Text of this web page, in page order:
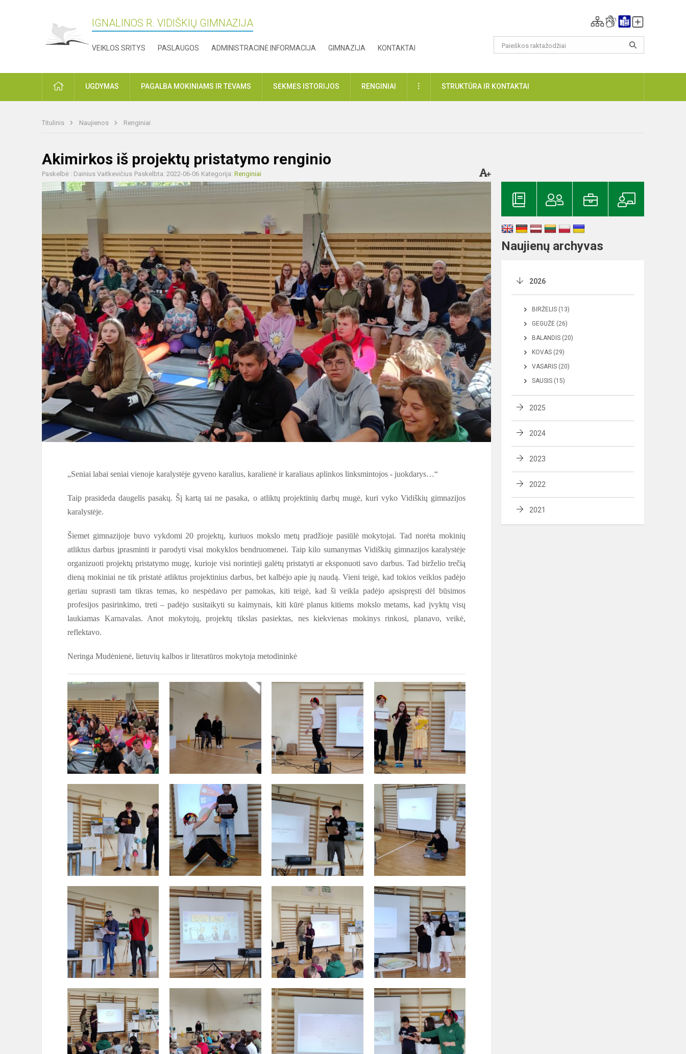
IGNALINOS R. VIDIŠKIŲ GIMNAZIJA
VEIKLOS SRITYS PASLAUGOS ADMINISTRACINĖ INFORMACIJA GIMNAZIJA KONTAKTAI
PRADŽIAUGDYMAS PAGALBA MOKINIAMS IR TĖVAMS SĖKMĖS ISTORIJOS RENGINIAI DAUGIAUSTRUKTŪRA IR KONTAKTAI
Titulinis Naujienos Renginiai
Akimirkos iš projektų pristatymo renginio
Paskelbė : Dainius Vaitkevičius Paskelbta: 2022-06-06 Kategorija: Renginiai
„Seniai labai seniai vienoje karalystėje gyveno karalius, karalienė ir karaliaus aplinkos linksmintojos - juokdarys…“
Taip prasideda daugelis pasakų. Šį kartą tai ne pasaka, o atliktų projektinių darbų mugė, kuri vyko Vidiškių gimnazijos
karalystėje.
Šiemet gimnazijoje buvo vykdomi 20 projektų, kuriuos mokslo metų pradžioje pasiūlė mokytojai. Tad norėta mokinių
atliktus darbus įprasminti ir parodyti visai mokyklos bendruomenei. Taip kilo sumanymas Vidiškių gimnazijos karalystėje
organizuoti projektų pristatymo mugę, kurioje visi norintieji galėtų pristatyti ar eksponuoti savo darbus. Tad birželio trečią
dieną mokiniai ne tik pristatė atliktus projektinius darbus, bet kalbėjo apie jų naudą. Vieni teigė, kad tokios veiklos padėjo
geriau suprasti tam tikras temas, ko nespėdavo per pamokas, kiti teigė, kad ši veikla padėjo apsispręsti dėl būsimos
profesijos pasirinkimo, treti – padėjo susitaikyti su kaimynais, kiti kūrė planus kitiems mokslo metams, kad įvyktų visų
laukiamas Karnavalas. Anot mokytojų, projektų tikslas pasiektas, nes kiekvienas mokinys rinkosi, planavo, veikė,
reflektavo.
Neringa Mudėnienė, lietuvių kalbos ir literatūros mokytoja metodininkė
Naujienų archyvas
2026
BIRŽELIS (13)
GEGUŽĖ (26)
BALANDIS (20)
KOVAS (29)
VASARIS (20)
SAUSIS (15)
2025
2024
2023
2022
2021